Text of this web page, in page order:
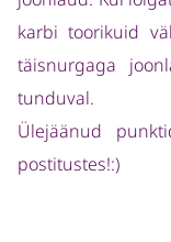
karbi toorikuid
täisnurgaga
tunduval.
Ülejäänud
postitustes!:)